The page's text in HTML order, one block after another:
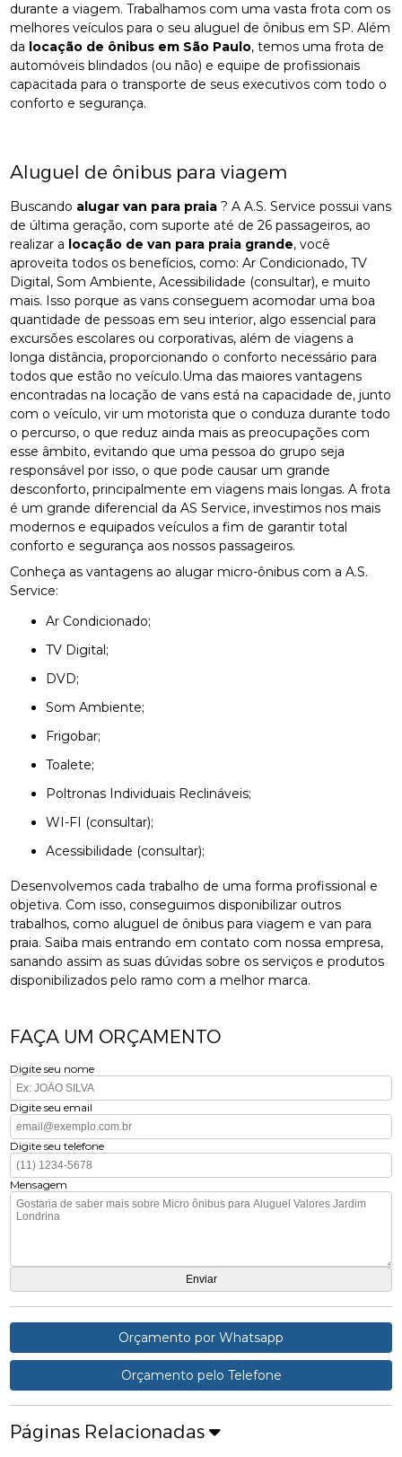
durante a viagem. Trabalhamos com uma vasta frota com os
melhores veículos para o seu aluguel de ônibus em SP. Além
da locação de ônibus em São Paulo, temos uma frota de
automóveis blindados (ou não) e equipe de profissionais
capacitada para o transporte de seus executivos com todo o
conforto e segurança.
Aluguel de ônibus para viagem
Buscando alugar van para praia ? A A.S. Service possui vans
de última geração, com suporte até de 26 passageiros, ao
realizar a locação de van para praia grande, você
aproveita todos os benefícios, como: Ar Condicionado, TV
Digital, Som Ambiente, Acessibilidade (consultar), e muito
mais. Isso porque as vans conseguem acomodar uma boa
quantidade de pessoas em seu interior, algo essencial para
excursões escolares ou corporativas, além de viagens a
longa distância, proporcionando o conforto necessário para
todos que estão no veículo.Uma das maiores vantagens
encontradas na locação de vans está na capacidade de, junto
com o veículo, vir um motorista que o conduza durante todo
o percurso, o que reduz ainda mais as preocupações com
esse âmbito, evitando que uma pessoa do grupo seja
responsável por isso, o que pode causar um grande
desconforto, principalmente em viagens mais longas. A frota
é um grande diferencial da AS Service, investimos nos mais
modernos e equipados veículos a fim de garantir total
conforto e segurança aos nossos passageiros.
Conheça as vantagens ao alugar micro-ônibus com a A.S.
Service:
Ar Condicionado;
TV Digital;
DVD;
Som Ambiente;
Frigobar;
Toalete;
Poltronas Individuais Reclináveis;
WI-FI (consultar);
Acessibilidade (consultar);
Desenvolvemos cada trabalho de uma forma profissional e
objetiva. Com isso, conseguimos disponibilizar outros
trabalhos, como aluguel de ônibus para viagem e van para
praia. Saiba mais entrando em contato com nossa empresa,
sanando assim as suas dúvidas sobre os serviços e produtos
disponibilizados pelo ramo com a melhor marca.
FAÇA UM ORÇAMENTO
Digite seu nome
Digite seu email
Digite seu telefone
Mensagem
Orçamento por Whatsapp
Orçamento pelo Telefone
Páginas Relacionadas